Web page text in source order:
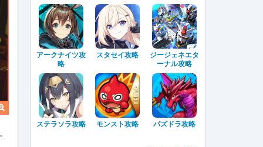
アークナイツ攻
略
スタセイ攻略
ジージェネエタ
ーナル攻略
ステラソラ攻略 モンスト攻略 パズドラ攻略